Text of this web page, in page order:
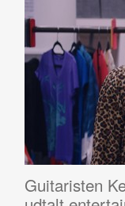
Guitaristen